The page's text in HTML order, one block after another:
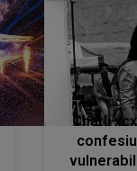
Charli